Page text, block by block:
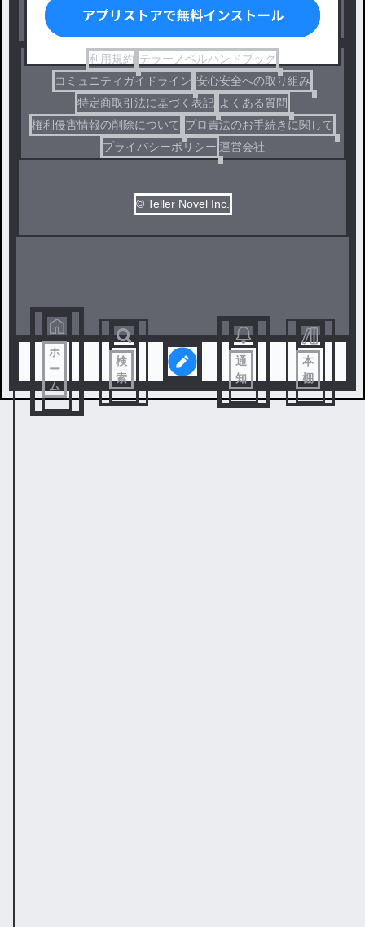
コメディ
利用規約 テラーノベルハンドブック
コミュニティガイドライン 安心安全への取り組み
特定商取引法に基づく表記 よくある質問
権利侵害情報の削除について プロ責法のお手続きに関して
プライバシーポリシー 運営会社
© Teller Novel Inc.
ホ
ー
ム
検
索
通
知
本
棚